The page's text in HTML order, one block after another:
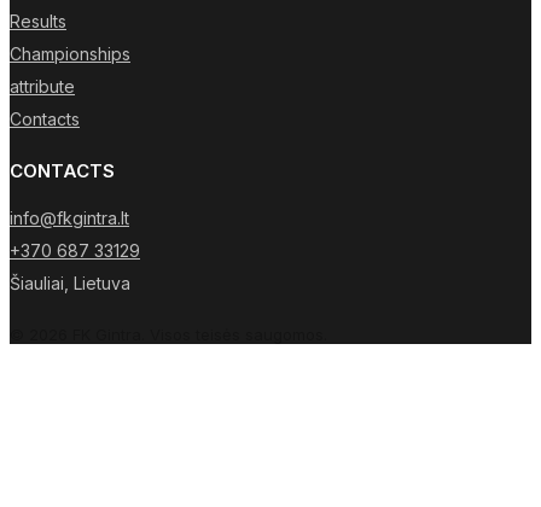
Results
Championships
attribute
Contacts
CONTACTS
info@fkgintra.lt
+370 687 33129
Šiauliai, Lietuva